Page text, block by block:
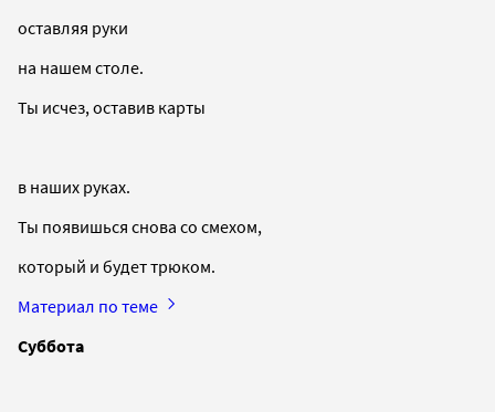
оставляя руки
на нашем столе.
Ты исчез, оставив карты
в наших руках.
Ты появишься снова со смехом,
который и будет трюком.
Материал по теме
Суббота